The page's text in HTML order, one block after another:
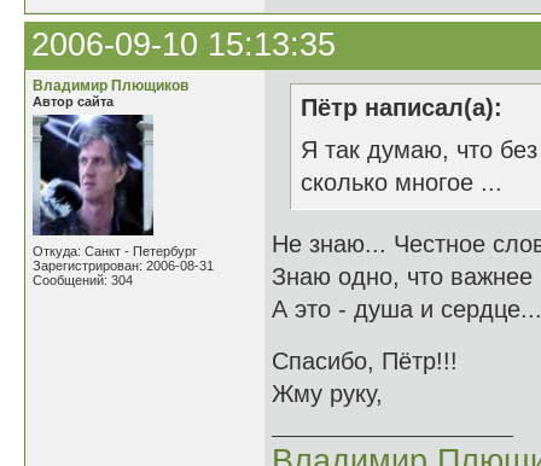
2006-09-10 15:13:35
Владимир Плющиков
Автор сайта
Откуда: Санкт - Петербург
Зарегистрирован: 2006-08-31
Сообщений: 304
Пётр написал(а):
Я так думаю, что без
сколько многое ...
Не знаю... Честное
Знаю одно, что важнее
А это - душа и сердце...
Спасибо,
Жму руку,